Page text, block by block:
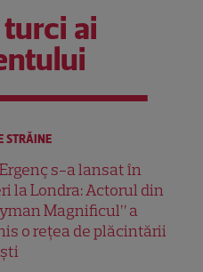
ai
STRĂINE
s-a lansat în
la Londra: Actorul din
Magnificul” a
o rețea de plăcintării